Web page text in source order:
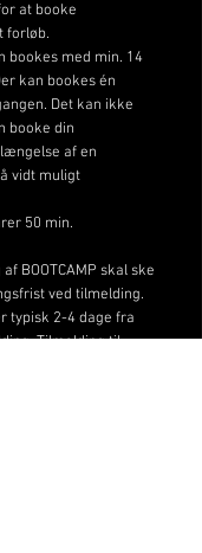
at booke
forløb.
bookes med min. 14
kan bookes én
Det kan ikke
booke din
af en
vidt muligt
50 min.
BOOTCAMP skal ske
ved tilmelding.
typisk 2-4 dage fra
Tilmelding til